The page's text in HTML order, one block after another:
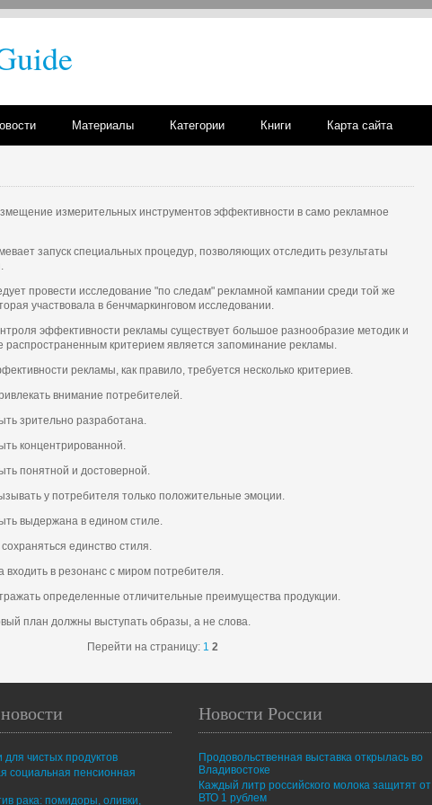
Материалы Категории Книги Карта сайта
измерительных инструментов эффективности в само рекламное
запуск специальных процедур, позволяющих отследить результаты
провести исследование "по следам" рекламной кампании среди той же
участвовала в бенчмаркинговом исследовании.
эффективности рекламы существует большое разнообразие методик и
распространенным критерием является запоминание рекламы.
рекламы, как правило, требуется несколько критериев.
внимание потребителей.
зрительно разработана.
концентрированной.
понятной и достоверной.
у потребителя только положительные эмоции.
выдержана в едином стиле.
единство стиля.
входить в резонанс с миром потребителя.
определенные отличительные преимущества продукции.
план должны выступать образы, а не слова.
Перейти на страницу: 1 2
Новости России
Продовольственная выставка открылась во
Владивостоке
Каждый литр российского молока защитят от
ВТО 1 рублем
для чистых продуктов
социальная пенсионная
рака: помидоры, оливки,